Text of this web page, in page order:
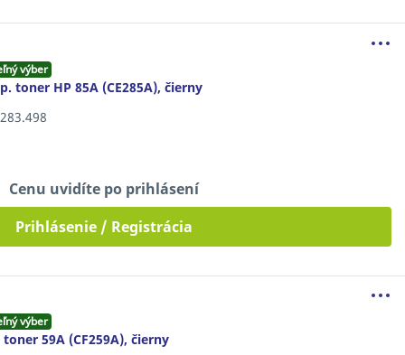
výber
toner HP 85A (CE285A), čierny
Cenu uvidíte po prihlásení
Prihlásenie / Registrácia
výber
59A (CF259A), čierny